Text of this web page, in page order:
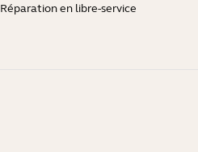
Réparation en libre-service